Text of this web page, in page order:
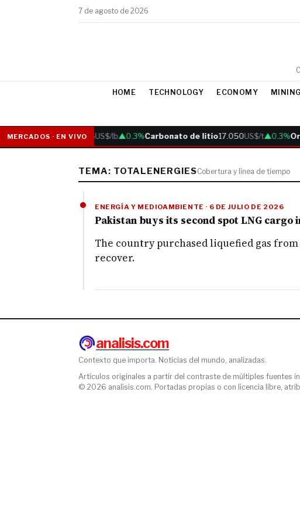
7 de agosto de 2026
HOME TECHNOLOGY ECONOMY MINING
MERCADOS · EN VIVO
Cobre6.05 US$/lb▲0.3%Carbonato de litio17.050US$/t▲0.3%
TEMA: TOTALENERGIESCobertura y línea de tiempo
ENERGÍA Y MEDIOAMBIENTE · 6 DE JULIO DE 2026
Pakistan buys its second spot LNG
The country purchased liquefied gas
recover.
analisis.com
Contexto que importa. Noticias del mundo, analizadas.
Artículos originales a partir del contraste de múltiples fuentes
© 2026 analisis.com. Portadas propias o con licencia libre,